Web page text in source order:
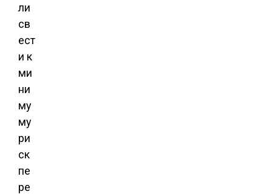
ли
св
ест
и к
ми
ни
му
му
ри
ск
пе
ре